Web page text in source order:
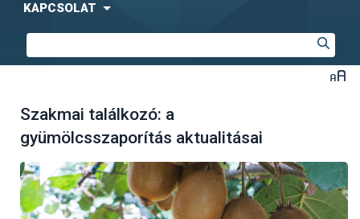
KAPCSOLAT
Szakmai találkozó: a
gyümölcsszaporítás aktualitásai